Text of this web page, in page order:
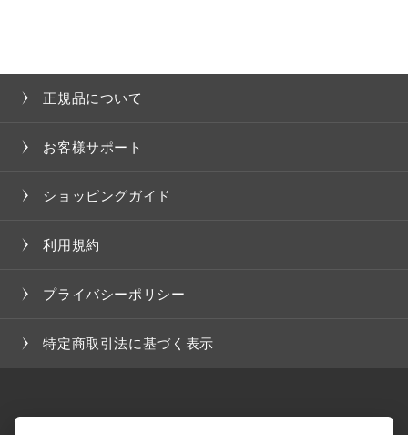
正規品について
お客様サポート
ショッピングガイド
利用規約
プライバシーポリシー
特定商取引法に基づく表示